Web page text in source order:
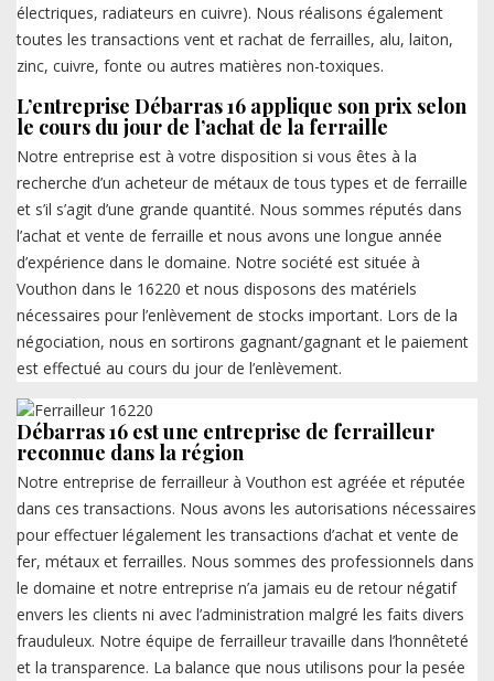
électriques, radiateurs en cuivre). Nous réalisons également
toutes les transactions vent et rachat de ferrailles, alu, laiton,
zinc, cuivre, fonte ou autres matières non-toxiques.
L’entreprise Débarras 16 applique son prix selon
le cours du jour de l’achat de la ferraille
Notre entreprise est à votre disposition si vous êtes à la
recherche d’un acheteur de métaux de tous types et de ferraille
et s’il s’agit d’une grande quantité. Nous sommes réputés dans
l’achat et vente de ferraille et nous avons une longue année
d’expérience dans le domaine. Notre société est située à
Vouthon dans le 16220 et nous disposons des matériels
nécessaires pour l’enlèvement de stocks important. Lors de la
négociation, nous en sortirons gagnant/gagnant et le paiement
est effectué au cours du jour de l’enlèvement.
Débarras 16 est une entreprise de ferrailleur
reconnue dans la région
Notre entreprise de ferrailleur à Vouthon est agréée et réputée
dans ces transactions. Nous avons les autorisations nécessaires
pour effectuer légalement les transactions d’achat et vente de
fer, métaux et ferrailles. Nous sommes des professionnels dans
le domaine et notre entreprise n’a jamais eu de retour négatif
envers les clients ni avec l’administration malgré les faits divers
frauduleux. Notre équipe de ferrailleur travaille dans l’honnêteté
et la transparence. La balance que nous utilisons pour la pesée